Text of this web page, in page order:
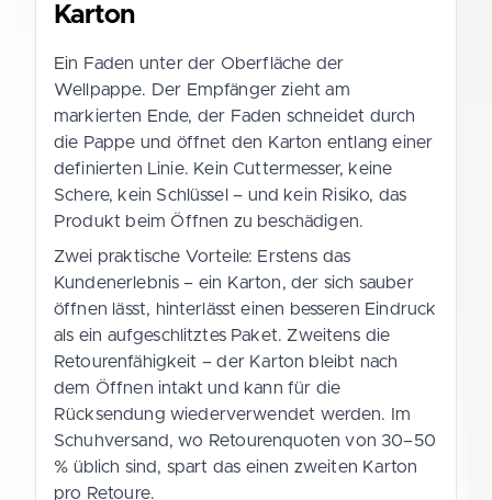
Karton
Ein Faden unter der Oberfläche der
Wellpappe. Der Empfänger zieht am
markierten Ende, der Faden schneidet durch
die Pappe und öffnet den Karton entlang einer
definierten Linie. Kein Cuttermesser, keine
Schere, kein Schlüssel – und kein Risiko, das
Produkt beim Öffnen zu beschädigen.
Zwei praktische Vorteile: Erstens das
Kundenerlebnis – ein Karton, der sich sauber
öffnen lässt, hinterlässt einen besseren Eindruck
als ein aufgeschlitztes Paket. Zweitens die
Retourenfähigkeit – der Karton bleibt nach
dem Öffnen intakt und kann für die
Rücksendung wiederverwendet werden. Im
Schuhversand, wo Retourenquoten von 30–50
% üblich sind, spart das einen zweiten Karton
pro Retoure.